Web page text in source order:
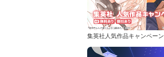
集英社人気作品キャンペーン